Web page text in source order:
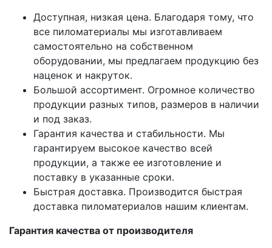
Доступная, низкая цена. Благодаря тому, что
все пиломатериалы мы изготавливаем
самостоятельно на собственном
оборудовании, мы предлагаем продукцию без
наценок и накруток.
Большой ассортимент. Огромное количество
продукции разных типов, размеров в наличии
и под заказ.
Гарантия качества и стабильности. Мы
гарантируем высокое качество всей
продукции, а также ее изготовление и
поставку в указанные сроки.
Быстрая доставка. Производится быстрая
доставка пиломатериалов нашим клиентам.
Гарантия качества от производителя